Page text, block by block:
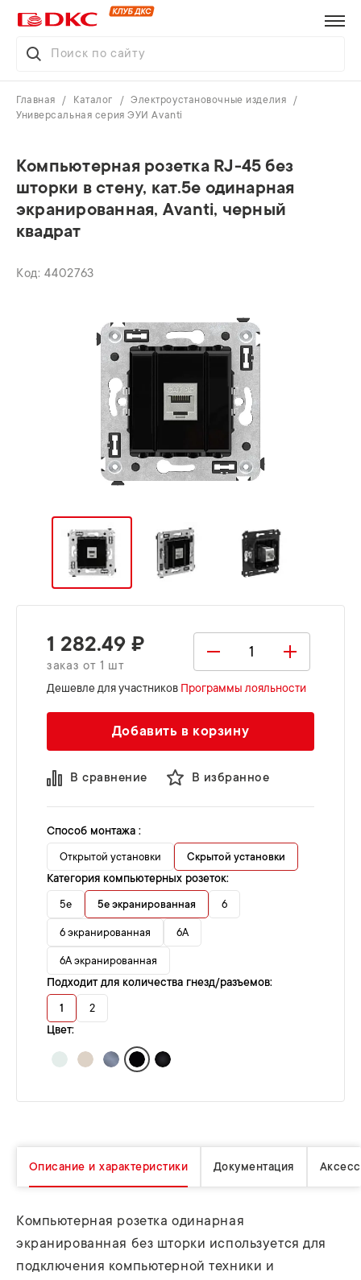
Главная Каталог
Электроустановочные изделия
Универсальная серия ЭУИ Avanti
Компьютерная розетка RJ-45 без
шторки в стену, кат.5e одинарная
экранированная, Avanti, черный
квадрат
4402763
1 282.49 ₽
заказ от 1 шт
Дешевле для участников Программы лояльности
Добавить в корзину
В сравнение В избранное
Способ монтажа :
Открытой установки Скрытой установки
Категория компьютерных розеток:
5e 5e экранированная 6
6 экранированная 6A
6A экранированная
Подходит для количества гнезд/разъемов:
1 2
Цвет:
Описание и характеристики Документация
Компьютерная розетка одинарная
экранированная без шторки используется для
подключения компьютерной техники и